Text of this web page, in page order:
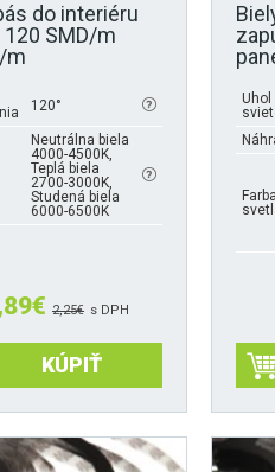
do interiéru
120 SMD/m
m
120°
Neutrálna biela
4000-4500K,
Teplá biela
2700-3000K,
Studená biela
6000-6500K
€ 2,25€ s DPH
KÚPIŤ
Uhol
Farba
má